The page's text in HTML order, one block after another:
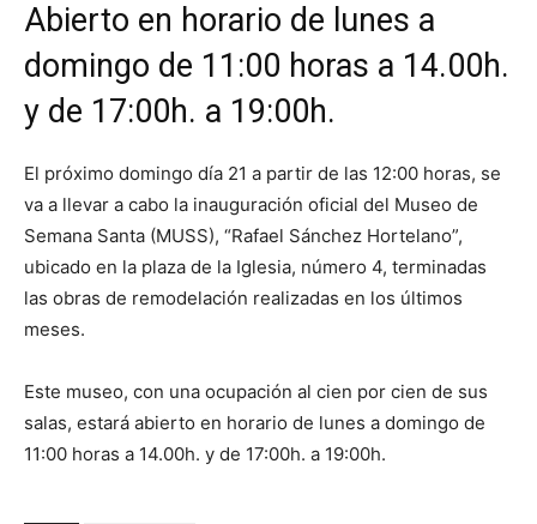
Abierto en horario de lunes a
domingo de 11:00 horas a 14.00h.
y de 17:00h. a 19:00h.
El próximo domingo día 21 a partir de las 12:00 horas, se
va a llevar a cabo la inauguración oficial del Museo de
Semana Santa (MUSS), “Rafael Sánchez Hortelano”,
ubicado en la plaza de la Iglesia, número 4, terminadas
las obras de remodelación realizadas en los últimos
meses.
Este museo, con una ocupación al cien por cien de sus
salas, estará abierto en horario de lunes a domingo de
11:00 horas a 14.00h. y de 17:00h. a 19:00h.